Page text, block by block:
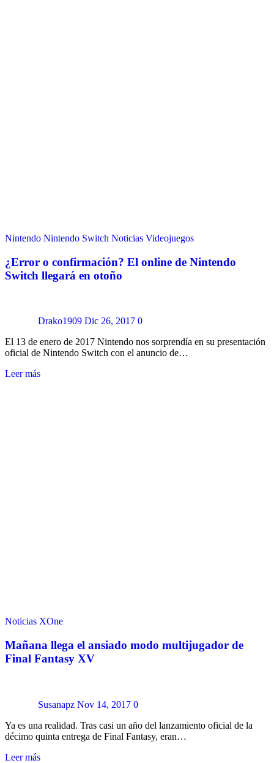
Nintendo Nintendo Switch Noticias Videojuegos
¿Error o confirmación? El online de Nintendo
Switch llegará en otoño
Drako1909 Dic 26, 2017 0
El 13 de enero de 2017 Nintendo nos sorprendía en su presentación
oficial de Nintendo Switch con el anuncio de…
Leer más
Noticias XOne
Mañana llega el ansiado modo multijugador de
Final Fantasy XV
Susanapz Nov 14, 2017 0
Ya es una realidad. Tras casi un año del lanzamiento oficial de la
décimo quinta entrega de Final Fantasy, eran…
Leer más